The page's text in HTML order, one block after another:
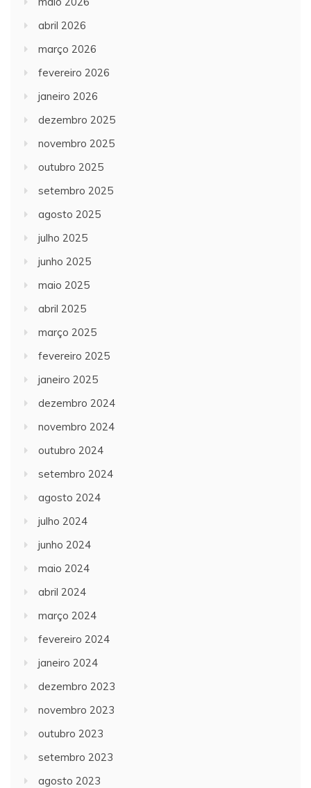
abril 2026
março 2026
fevereiro 2026
janeiro 2026
dezembro 2025
novembro 2025
outubro 2025
setembro 2025
agosto 2025
julho 2025
junho 2025
maio 2025
abril 2025
março 2025
fevereiro 2025
janeiro 2025
dezembro 2024
novembro 2024
outubro 2024
setembro 2024
agosto 2024
julho 2024
junho 2024
maio 2024
abril 2024
março 2024
fevereiro 2024
janeiro 2024
dezembro 2023
novembro 2023
outubro 2023
setembro 2023
agosto 2023